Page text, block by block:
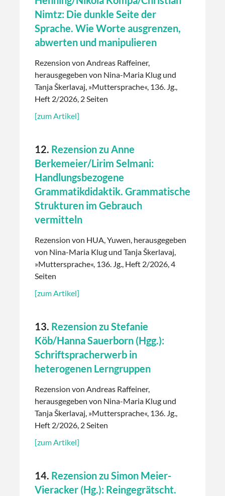
Nimtz: Die dunkle Seite der
Sprache. Wie Worte ausgrenzen,
abwerten und manipulieren
Rezension von Andreas Raffeiner,
herausgegeben von Nina-Maria Klug und
Tanja Škerlavaj, »Muttersprache«, 136. Jg.,
Heft 2/2026, 2 Seiten
[zum Artikel]
12. Rezension zu Anne
Berkemeier/Lirim Selmani:
Handlungsbezogene
Grammatikdidaktik. Grammatische
Strukturen im Gebrauch
vermitteln
Rezension von HUA, Yuwen, herausgegeben
von Nina-Maria Klug und Tanja Škerlavaj,
»Muttersprache«, 136. Jg., Heft 2/2026, 4
Seiten
[zum Artikel]
13. Rezension zu Stefanie
Köb/Hanna Sauerborn (Hgg.):
Schriftspracherwerb in
heterogenen Lerngruppen
Rezension von Andreas Raffeiner,
herausgegeben von Nina-Maria Klug und
Tanja Škerlavaj, »Muttersprache«, 136. Jg.,
Heft 2/2026, 2 Seiten
[zum Artikel]
14. Rezension zu Simon Meier-
Vieracker (Hg.): Reingegrätscht.